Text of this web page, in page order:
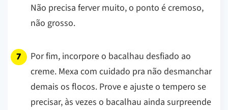
Não precisa ferver muito, o ponto é cremoso,
não grosso.
Por fim, incorpore o bacalhau desfiado ao
creme. Mexa com cuidado pra não desmanchar
demais os flocos. Prove e ajuste o tempero se
precisar, às vezes o bacalhau ainda surpreende